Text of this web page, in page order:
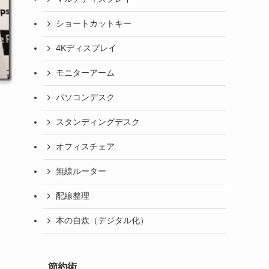
ショートカットキー
4Kディスプレイ
モニターアーム
パソコンデスク
スタンディングデスク
オフィスチェア
無線ルーター
配線整理
本の自炊（デジタル化）
節約術